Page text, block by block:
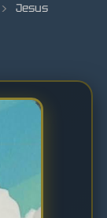
›
Jesus